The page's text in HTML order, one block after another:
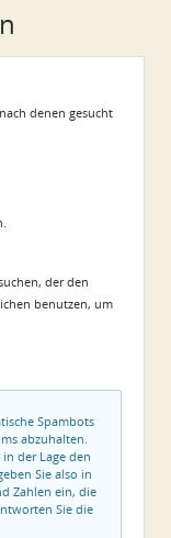
denen gesucht
der den
benutzen, um
Spambots
abzuhalten.
der Lage den
Sie also in
Zahlen ein, die
Sie die